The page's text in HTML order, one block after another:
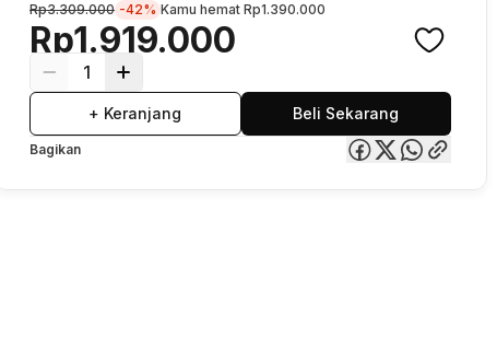
Rp1.919.000
Rp3.309.000 -42% Kamu hemat Rp1.390.000
1
+ Keranjang Beli Sekarang
Bagikan